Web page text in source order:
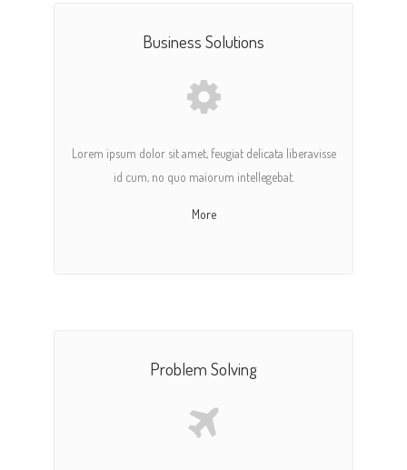
Business Solutions
Lorem ipsum dolor sit amet, feugiat delicata liberavisse
id cum, no quo maiorum intellegebat.
More
Problem Solving